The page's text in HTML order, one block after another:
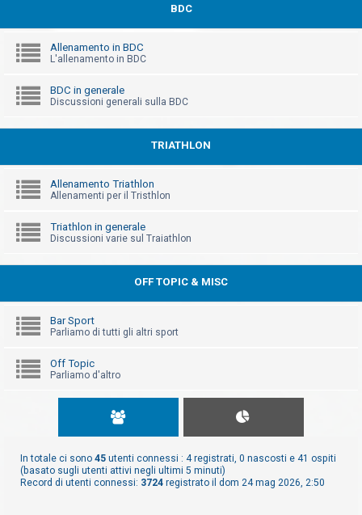
BDC
Allenamento in BDC
L'allenamento in BDC
BDC in generale
Discussioni generali sulla BDC
TRIATHLON
Allenamento Triathlon
Allenamenti per il Tristhlon
Triathlon in generale
Discussioni varie sul Traiathlon
OFF TOPIC & MISC
Bar Sport
Parliamo di tutti gli altri sport
Off Topic
Parliamo d'altro
In totale ci sono 45 utenti connessi : 4 registrati, 0 nascosti e 41 ospiti
(basato sugli utenti attivi negli ultimi 5 minuti)
Record di utenti connessi: 3724 registrato il dom 24 mag 2026, 2:50